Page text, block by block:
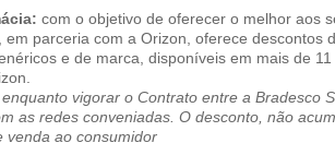
com o objetivo de oferecer o melhor aos
em parceria com a Orizon, oferece descontos
e de marca, disponíveis em mais de
vigorar o Contrato entre a Bradesco
as redes conveniadas. O desconto, não
venda ao consumidor